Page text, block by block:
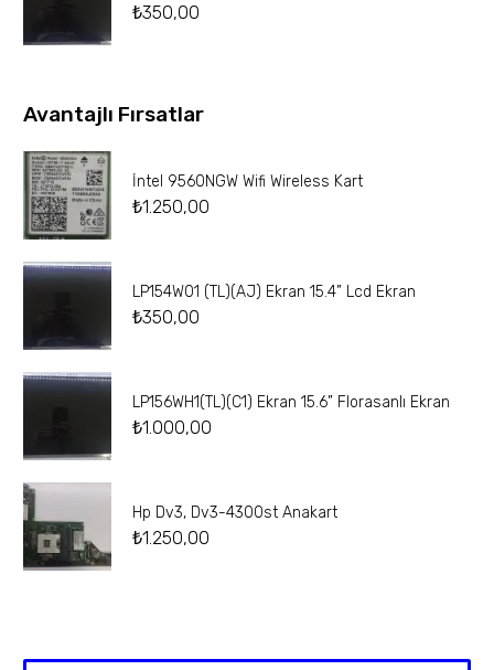
₺350,00
Avantajlı Fırsatlar
İntel 9560NGW Wifi Wireless Kart
₺1.250,00
LP154W01 (TL)(AJ) Ekran 15.4” Lcd Ekran
₺350,00
LP156WH1(TL)(C1) Ekran 15.6” Florasanlı Ekran
₺1.000,00
Hp Dv3, Dv3-4300st Anakart
₺1.250,00